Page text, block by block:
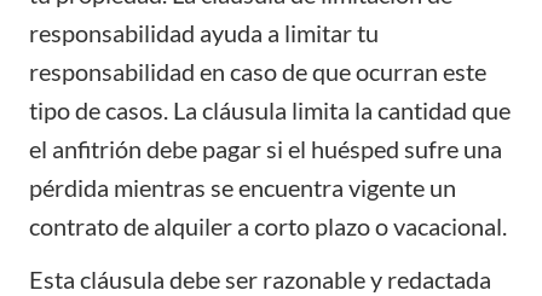
responsabilidad ayuda a limitar tu
responsabilidad en caso de que ocurran este
tipo de casos. La cláusula limita la cantidad que
el anfitrión debe pagar si el huésped sufre una
pérdida mientras se encuentra vigente un
contrato de alquiler a corto plazo o vacacional.
Esta cláusula debe ser razonable y redactada